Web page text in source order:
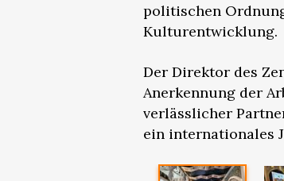
politischen
Kulturentwicklung.
Der Direktor des
Anerkennung der
verlässlicher
ein internationales